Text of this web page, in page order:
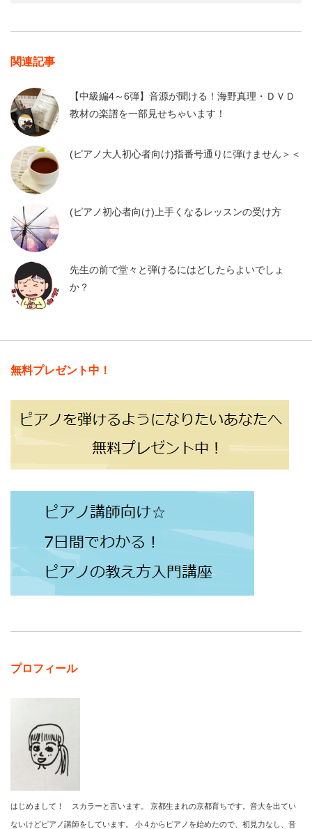
関連記事
【中級編4～6弾】音源が聞ける！海野真理・ＤＶＤ
教材の楽譜を一部見せちゃいます！
(ピアノ大人初心者向け)指番号通りに弾けません＞＜
(ピアノ初心者向け)上手くなるレッスンの受け方
先生の前で堂々と弾けるにはどしたらよいでしょ
か？
無料プレゼント中！
プロフィール
はじめまして！ スカラーと言います。 京都生まれの京都育ちです。音大を出てい
ないけどピアノ講師をしています。 小４からピアノを始めたので、初見力なし、音